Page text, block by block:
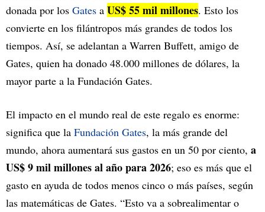
donada por los Gates a US$ 55 mil millones. Esto los
convierte en los filántropos más grandes de todos los
tiempos. Así, se adelantan a Warren Buffett, amigo de
Gates, quien ha donado 48.000 millones de dólares, la
mayor parte a la Fundación Gates.
El impacto en el mundo real de este regalo es enorme:
significa que la Fundación Gates, la más grande del
mundo, ahora aumentará sus gastos en un 50 por ciento, a
US$ 9 mil millones al año para 2026; eso es más que el
gasto en ayuda de todos menos cinco o más países, según
las matemáticas de Gates. “Esto va a sobrealimentar o